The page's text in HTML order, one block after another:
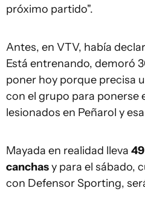
próximo partido".
Antes, en VTV, había
Está entrenando, demoró
poner hoy porque precisa
con el grupo para ponerse
lesionados en Peñarol y
Mayada en realidad lleva
canchasy para el sábado,
con Defensor Sporting,